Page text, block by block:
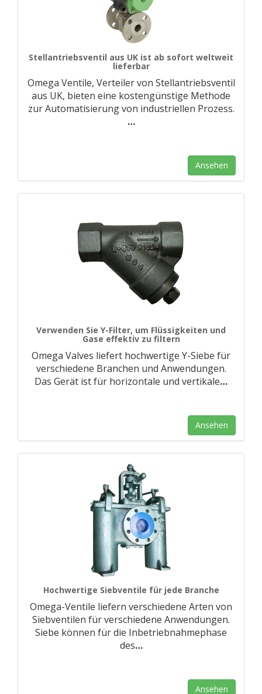
Stellantriebsventil aus UK ist ab sofort weltweit
lieferbar
Omega Ventile, Verteiler von Stellantriebsventil
aus UK, bieten eine kostengünstige Methode
zur Automatisierung von industriellen Prozess.
…
Ansehen
Verwenden Sie Y-Filter, um Flüssigkeiten und
Gase effektiv zu filtern
Omega Valves liefert hochwertige Y-Siebe für
verschiedene Branchen und Anwendungen.
Das Gerät ist für horizontale und vertikale…
Ansehen
Hochwertige Siebventile für jede Branche
Omega-Ventile liefern verschiedene Arten von
Siebventilen für verschiedene Anwendungen.
Siebe können für die Inbetriebnahmephase
des…
Ansehen